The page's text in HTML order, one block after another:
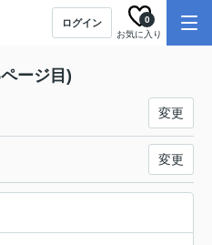
ログイン
お気に入り
0
ージ目)
変更
変更